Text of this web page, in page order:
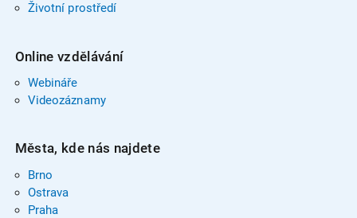
Životní prostředí
Online vzdělávání
Webináře
Videozáznamy
Města, kde nás najdete
Brno
Ostrava
Praha